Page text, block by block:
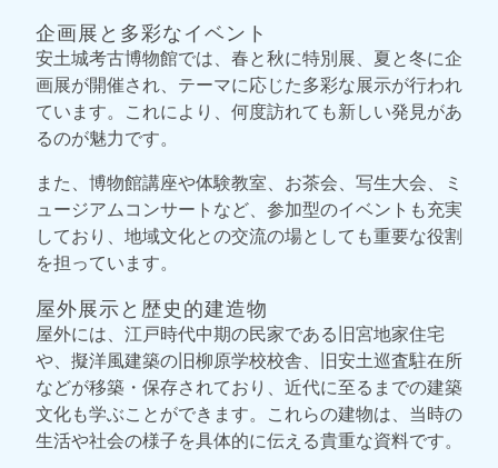
企画展と多彩なイベント
安土城考古博物館では、春と秋に特別展、夏と冬に企
画展が開催され、テーマに応じた多彩な展示が行われ
ています。これにより、何度訪れても新しい発見があ
るのが魅力です。
また、博物館講座や体験教室、お茶会、写生大会、ミ
ュージアムコンサートなど、参加型のイベントも充実
しており、地域文化との交流の場としても重要な役割
を担っています。
屋外展示と歴史的建造物
屋外には、江戸時代中期の民家である旧宮地家住宅
や、擬洋風建築の旧柳原学校校舎、旧安土巡査駐在所
などが移築・保存されており、近代に至るまでの建築
文化も学ぶことができます。これらの建物は、当時の
生活や社会の様子を具体的に伝える貴重な資料です。